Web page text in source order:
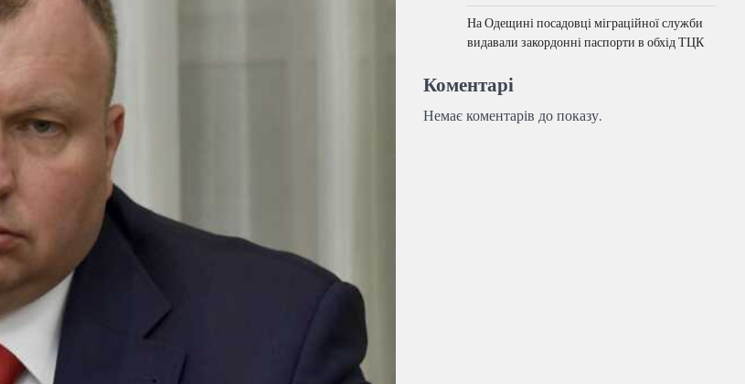
На Одещині посадовці міграційної служби
видавали закордонні паспорти в обхід ТЦК
Коментарі
Немає коментарів до показу.